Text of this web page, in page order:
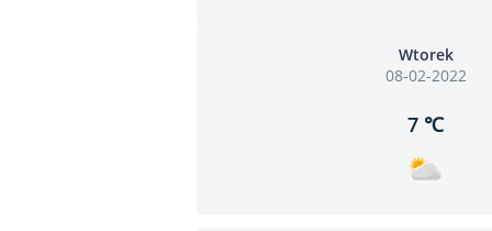
Wtorek
08-02-2022
7 ℃